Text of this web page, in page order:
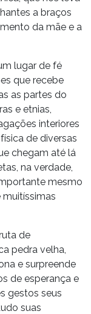
a braços
da mãe e a
lugar de fé
que recebe
as partes do
e etnias,
interiores
de diversas
chegam até lá
na verdade,
mesmo
muitíssimas
de
pedra velha,
e surpreende
de esperança e
gestos seus
suas